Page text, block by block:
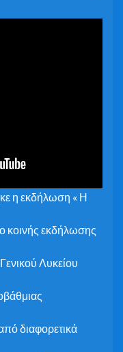
η εκδήλωση « Η
κοινής εκδήλωσης
Λυκείου
διαφορετικά